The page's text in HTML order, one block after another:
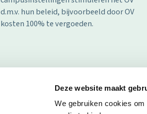
Deze website maakt
We gebruiken cookies
d.m.v. hun beleid, bijvoorbeeld door OV
kosten 100% te vergoeden.
MEER WETEN >